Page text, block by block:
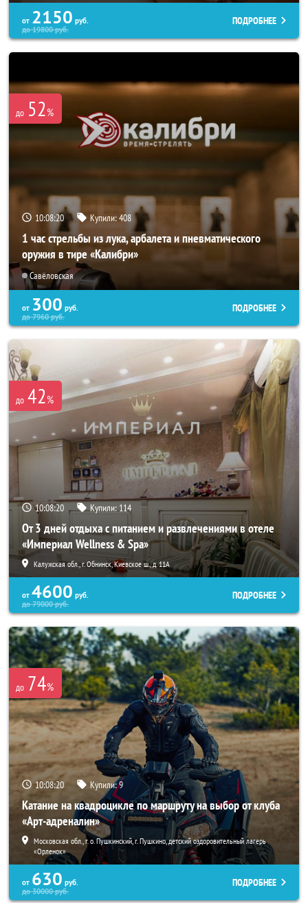
от 2150 руб.
до19800руб.
ПОДРОБНЕЕ
до 52%
10:08:17 Купили:408
1 час стрельбы из лука, арбалета и пневматического
оружия в тире «Калибри»
Савёловская
от 300 руб.
до7960руб.
ПОДРОБНЕЕ
до 42%
10:08:17 Купили:114
От 3 дней отдыха с питанием и развлечениями в отеле
«Империал Wellness & Spa»
Калужская обл., г. Обнинск, Киевское ш., д. 11А
от 4600 руб.
до79000руб.
ПОДРОБНЕЕ
до 74%
10:08:17 Купили:9
Катание на квадроцикле по маршруту на выбор от клуба
«Арт-адреналин»
Московская обл., г. о. Пушкинский, г. Пушкино, детский оздоровительный лагерь
«Орленок»
от 630 руб.
до30000руб.
ПОДРОБНЕЕ